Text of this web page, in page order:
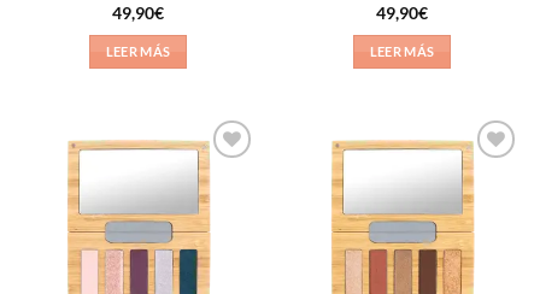
49,90€
LEER MÁS
Valorado
con5de 5
49,90€
LEER MÁS
Añadir
lista de
Añadir
lista de